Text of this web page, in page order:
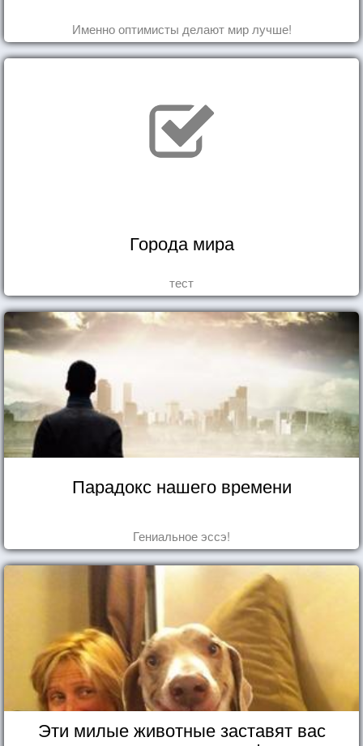
Именно оптимисты делают мир лучше!
Города мира
тест
Парадокс нашего времени
Гениальное эссэ!
Эти милые животные заставят вас